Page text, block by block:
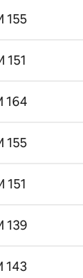
155
151
164
155
151
139
143